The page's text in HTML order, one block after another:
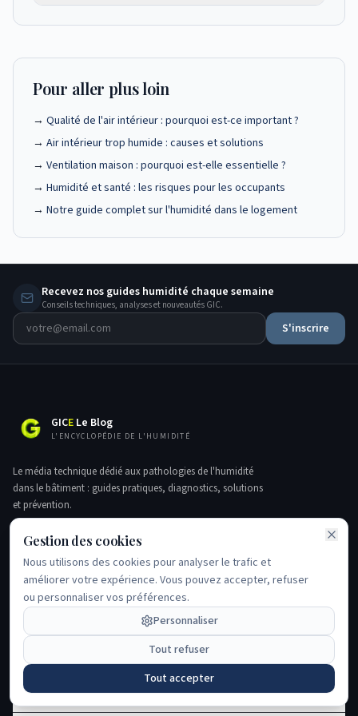
Gestion des cookies
Nous utilisons des cookies pour analyser le trafic et
améliorer votre expérience. Vous pouvez accepter, refuser
ou personnaliser vos préférences.
Personnaliser
Tout refuser
Tout accepter
combustion défaillants), les COV (peintures,
solvants, produits ménagers), les spores de
car il est inodore et potentiellement mortel.
Un purificateur d'air équipé d'un filtre HEPA peut
causes de la pollution (humidité, manque de
efficace. C'est une solution complémentaire, pas
un traitement de fond.
Pour aller plus loin
→ Qualité de l'air intérieur : pourquoi est-ce important ?
→ Air intérieur trop humide : causes et solutions
→ Ventilation maison : pourquoi est-elle essentielle ?
→ Humidité et santé : les risques pour les occupants
→ Notre guide complet sur l'humidité dans le logement
Recevez nos guides humidité chaque semaine
Conseils techniques, analyses et nouveautés GIC.
S'inscrire
GICE Le Blog
L'ENCYCLOPÉDIE DE L'HUMIDITÉ
Le média technique dédié aux pathologies de l'humidité
dans le bâtiment : guides pratiques, diagnostics, solutions
et prévention.
Île-de-France
SUIVRE GIC
SOLUTIONS GIC